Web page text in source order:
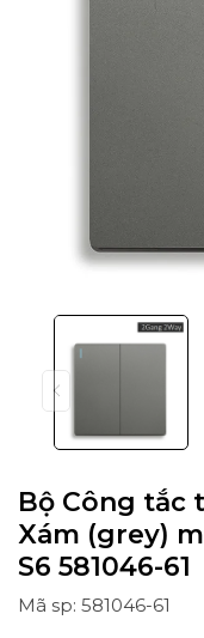
Bộ Công tắc
Xám (grey)
S6 581046-61
Mã sp: 581046-61